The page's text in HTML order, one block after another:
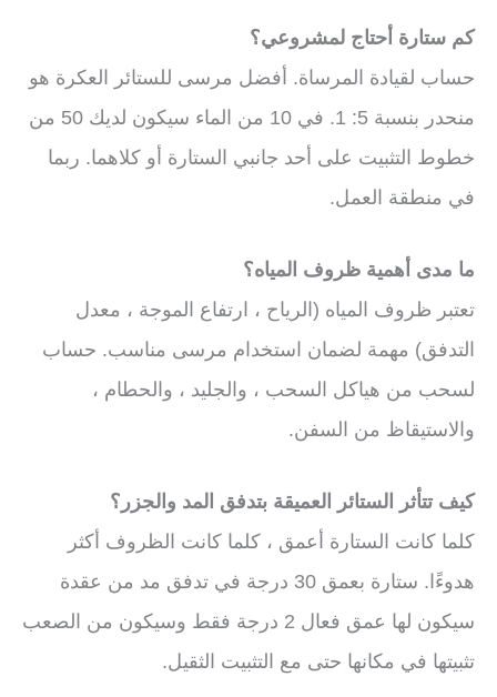
كم ستارة أحتاج لمشروعي؟
حساب لقيادة المرساة. أفضل مرسى للستائر العكرة هو
منحدر بنسبة 5: 1. في 10 من الماء سيكون لديك 50 من
خطوط التثبيت على أحد جانبي الستارة أو كلاهما. ربما
في منطقة العمل.
ما مدى أهمية ظروف المياه؟
تعتبر ظروف المياه (الرياح ، ارتفاع الموجة ، معدل
التدفق) مهمة لضمان استخدام مرسى مناسب. حساب
لسحب من هياكل السحب ، والجليد ، والحطام ،
والاستيقاظ من السفن.
كيف تتأثر الستائر العميقة بتدفق المد والجزر؟
كلما كانت الستارة أعمق ، كلما كانت الظروف أكثر
هدوءًا. ستارة بعمق 30 درجة في تدفق مد من عقدة
سيكون لها عمق فعال 2 درجة فقط وسيكون من الصعب
تثبيتها في مكانها حتى مع التثبيت الثقيل.